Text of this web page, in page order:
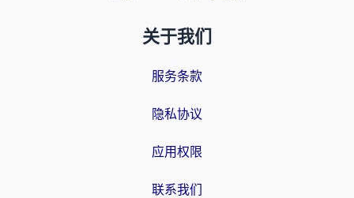
关于我们
服务条款
隐私协议
应用权限
联系我们